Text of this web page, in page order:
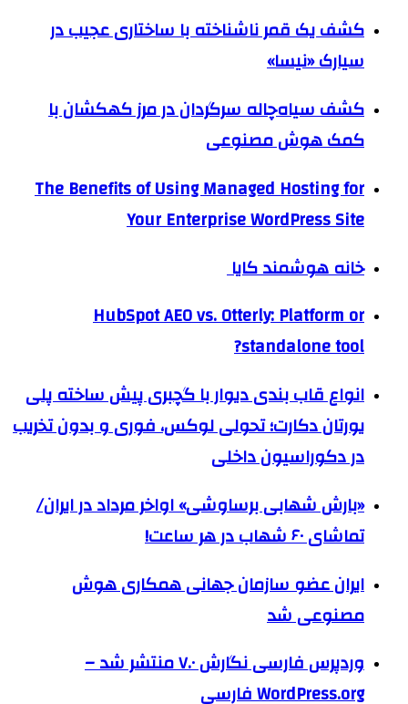
کشف یک قمر ناشناخته با ساختاری عجیب در
سیارک «نیسا»
کشف سیاه‌چاله سرگردان در مرز کهکشان با
کمک هوش مصنوعی
The Benefits of Using Managed Hosting for
Your Enterprise WordPress Site
خانه هوشمند کایا
HubSpot AEO vs. Otterly: Platform or
standalone tool?
انواع قاب بندی دیوار با گچبری پیش ساخته پلی
یورتان دکارت؛ تحولی لوکس، فوری و بدون تخریب
در دکوراسیون داخلی
«بارش شهابی برساوشی» اواخر مرداد در ایران/
تماشای ۶۰ شهاب در هر ساعت!
ایران عضو سازمان جهانی همکاری هوش
مصنوعی شد
وردپرس فارسی نگارش ۷.۰ منتشر شد –
WordPress.org فارسی